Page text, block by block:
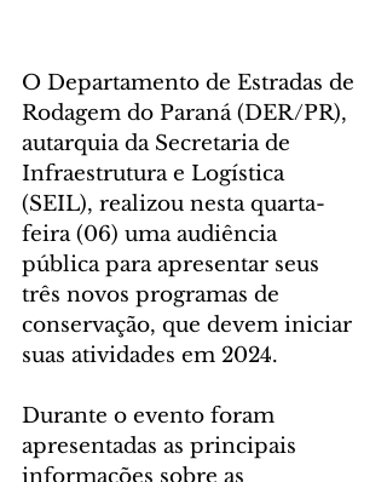
O Departamento de Estradas de
Rodagem do Paraná (DER/PR),
autarquia da Secretaria de
Infraestrutura e Logística
(SEIL), realizou nesta quarta-
feira (06) uma audiência
pública para apresentar seus
três novos programas de
conservação, que devem iniciar
suas atividades em 2024.
Durante o evento foram
apresentadas as principais